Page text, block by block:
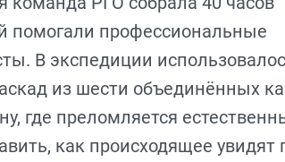
помогали профессиональные
В экспедиции
из шести объединённых
где преломляется
как происходящее увидят